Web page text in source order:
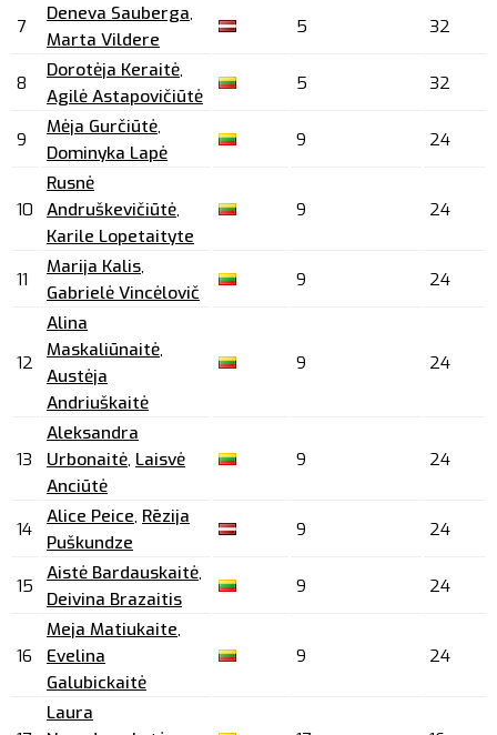
7
Deneva Sauberga,
Marta Vildere
5 32
8
Dorotėja Keraitė,
Agilė Astapovičiūtė
5 32
9
Mėja Gurčiūtė,
Dominyka Lapė
9 24
10
Rusnė
Andruškevičiūtė,
Karile Lopetaityte
9 24
11
Marija Kalis,
Gabrielė Vincėlovič
9 24
12
Alina
Maskaliūnaitė,
Austėja
Andriuškaitė
9 24
13
Aleksandra
Urbonaitė, Laisvė
Anciūtė
9 24
14
Alice Peice, Rēzija
Puškundze
9 24
15
Aistė Bardauskaitė,
Deivina Brazaitis
9 24
16
Meja Matiukaite,
Evelina
Galubickaitė
9 24
Laura